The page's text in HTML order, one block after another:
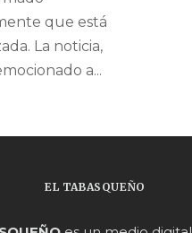
que está
La noticia,
a...
EL TABASQUEÑO